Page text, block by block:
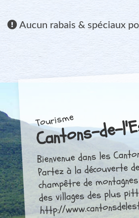
Aucun rabais & spéciaux
Tourisme
Cantons-de-
Bienvenue dans les
Partez à la découverte
champêtre de
des villages des plus
http://